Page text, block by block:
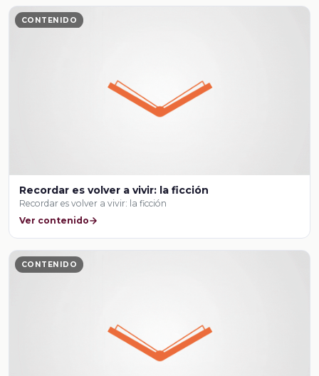
CONTENIDO
Recordar es volver a vivir: la ficción
Recordar es volver a vivir: la ficción
Ver contenido
CONTENIDO